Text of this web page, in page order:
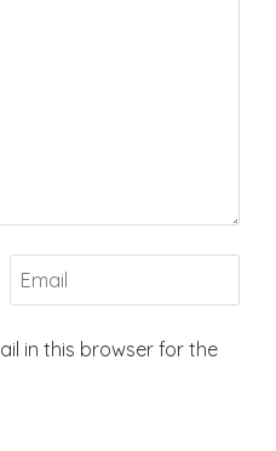
in this browser for the